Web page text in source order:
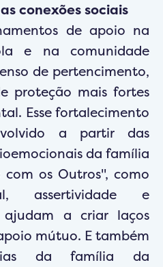
conexões sociais
de apoio na
e na comunidade
de pertencimento,
proteção mais fortes
Esse fortalecimento
a partir das
da família
os Outros", como
assertividade e
ajudam a criar laços
mútuo. E também
da família da